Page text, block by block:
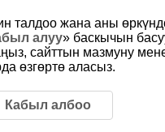
жана аны
алуу» баскычын
сайттын мазмуну
өзгөртө аласыз.
Кабыл албоо